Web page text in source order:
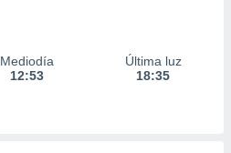
Mediodía
12:53
Última luz
18:35